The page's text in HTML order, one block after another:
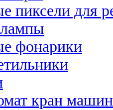
пиксели для
фонарики
кран